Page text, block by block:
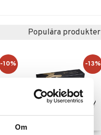
Om
Populära produkter
-10% -13%